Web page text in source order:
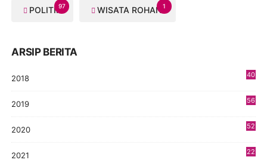
POLITIK97 WISATA ROHANI1
ARSIP BERITA
2018
40
2019
56
2020
52
2021
22